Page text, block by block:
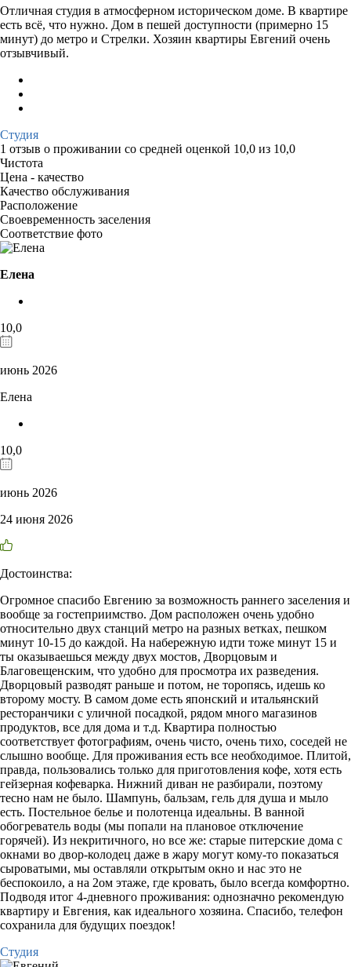
Отличная студия в атмосферном историческом доме. В квартире
есть всë, что нужно. Дом в пешей доступности (примерно 15
минут) до метро и Стрелки. Хозяин квартиры Евгений очень
отзывчивый.
Студия
1 отзыв о проживании со средней оценкой 10,0 из 10,0
Чистота
Цена - качество
Качество обслуживания
Расположение
Своевременность заселения
Соответствие фото
Елена
10,0
июнь 2026
Елена
10,0
июнь 2026
24 июня 2026
Достоинства:
Огромное спасибо Евгению за возможность раннего заселения и
вообще за гостеприимство. Дом расположен очень удобно
относительно двух станций метро на разных ветках, пешком
минут 10-15 до каждой. На набережную идти тоже минут 15 и
ты оказываешься между двух мостов, Дворцовым и
Благовещенским, что удобно для просмотра их разведения.
Дворцовый разводят раньше и потом, не торопясь, идешь ко
второму мосту. В самом доме есть японский и итальянский
ресторанчики с уличной посадкой, рядом много магазинов
продуктов, все для дома и т.д. Квартира полностью
соответствует фотографиям, очень чисто, очень тихо, соседей не
слышно вообще. Для проживания есть все необходимое. Плитой,
правда, пользовались только для приготовления кофе, хотя есть
гейзерная кофеварка. Нижний диван не разбирали, поэтому
тесно нам не было. Шампунь, бальзам, гель для душа и мыло
есть. Постельное белье и полотенца идеальны. В ванной
обогреватель воды (мы попали на плановое отключение
горячей). Из некритичного, но все же: старые питерские дома с
окнами во двор-колодец даже в жару могут кому-то показаться
сыроватыми, мы оставляли открытым окно и нас это не
беспокоило, а на 2ом этаже, где кровать, было всегда комфортно.
Подводя итог 4-дневного проживания: однозначно рекомендую
квартиру и Евгения, как идеального хозяина. Спасибо, телефон
сохранила для будущих поездок!
Студия